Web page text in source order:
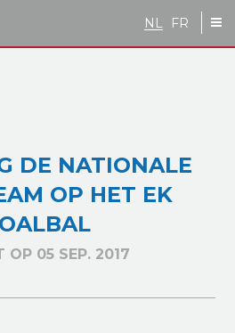
NL FR
DE NATIONALE
OP HET EK
OP 05 SEP. 2017